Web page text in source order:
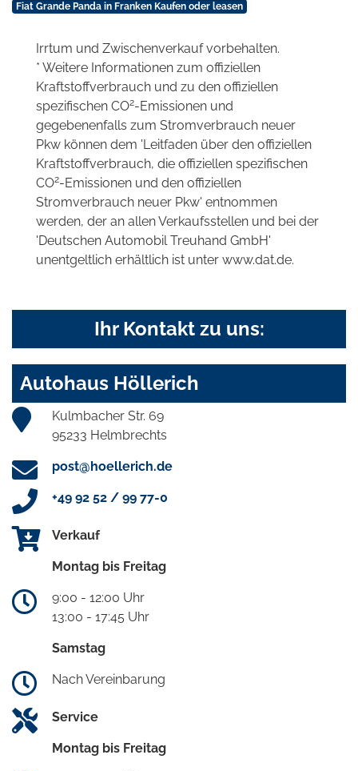
Fiat Grande Panda in Franken Kaufen oder leasen
Irrtum und Zwischenverkauf vorbehalten.
* Weitere Informationen zum offiziellen
Kraftstoffverbrauch und zu den offiziellen
spezifischen CO2-Emissionen und
gegebenenfalls zum Stromverbrauch neuer
Pkw können dem 'Leitfaden über den offiziellen
Kraftstoffverbrauch, die offiziellen spezifischen
CO2-Emissionen und den offiziellen
Stromverbrauch neuer Pkw' entnommen
werden, der an allen Verkaufsstellen und bei der
'Deutschen Automobil Treuhand GmbH'
unentgeltlich erhältlich ist unter www.dat.de.
Ihr Kontakt zu uns:
Autohaus Höllerich
Kulmbacher Str. 69
95233 Helmbrechts
post@hoellerich.de
+49 92 52 / 99 77-0
Verkauf
Montag bis Freitag
9:00 - 12:00 Uhr
13:00 - 17:45 Uhr
Samstag
Nach Vereinbarung
Service
Montag bis Freitag